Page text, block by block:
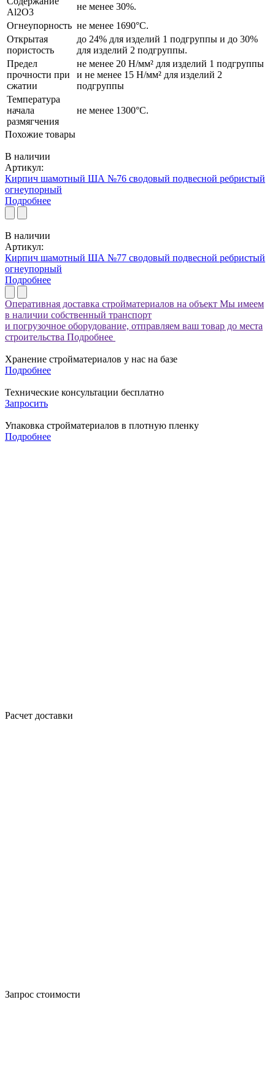
Al2O3
не менее 30%.
Огнеупорность не менее 1690°C.
Открытая
пористость
до 24% для изделий 1 подгруппы и до 30%
для изделий 2 подгруппы.
Предел
прочности при
сжатии
не менее 20 Н/мм² для изделий 1 подгруппы
и не менее 15 Н/мм² для изделий 2
подгруппы
Температура
начала
размягчения
не менее 1300°C.
Похожие товары
В наличии
Артикул:
Кирпич шамотный ША №76 сводовый подвесной ребристый
огнеупорный
Подробнее
В наличии
Артикул:
Кирпич шамотный ША №77 сводовый подвесной ребристый
огнеупорный
Подробнее
Оперативная доставка стройматериалов на объект Мы имеем
в наличии собственный транспорт
и погрузочное оборудование, отправляем ваш товар до места
строительства Подробнее
Хранение стройматериалов у нас на базе
Подробнее
Технические консультации бесплатно
Запросить
Упаковка стройматериалов в плотную пленку
Подробнее
Расчет доставки
Запрос стоимости